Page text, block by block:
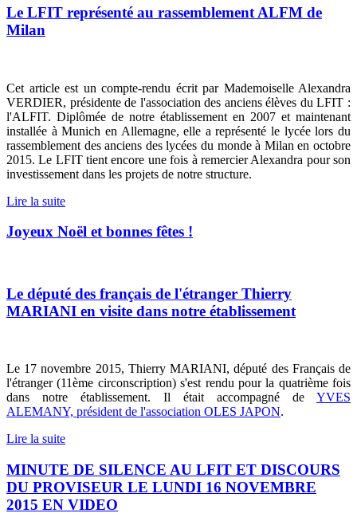
Le LFIT représenté au rassemblement ALFM de
Milan
Cet article est un compte-rendu écrit par Mademoiselle Alexandra
VERDIER, présidente de l'association des anciens élèves du LFIT :
l'ALFIT. Diplômée de notre établissement en 2007 et maintenant
installée à Munich en Allemagne, elle a représenté le lycée lors du
rassemblement des anciens des lycées du monde à Milan en octobre
2015. Le LFIT tient encore une fois à remercier Alexandra pour son
investissement dans les projets de notre structure.
Lire la suite
Joyeux Noël et bonnes fêtes !
Le député des français de l'étranger Thierry
MARIANI en visite dans notre établissement
Le 17 novembre 2015, Thierry MARIANI, député des Français de
l'étranger (11ème circonscription) s'est rendu pour la quatrième fois
dans notre établissement. Il était accompagné de YVES
ALEMANY, président de l'association OLES JAPON.
Lire la suite
MINUTE DE SILENCE AU LFIT ET DISCOURS
DU PROVISEUR LE LUNDI 16 NOVEMBRE
2015 EN VIDEO